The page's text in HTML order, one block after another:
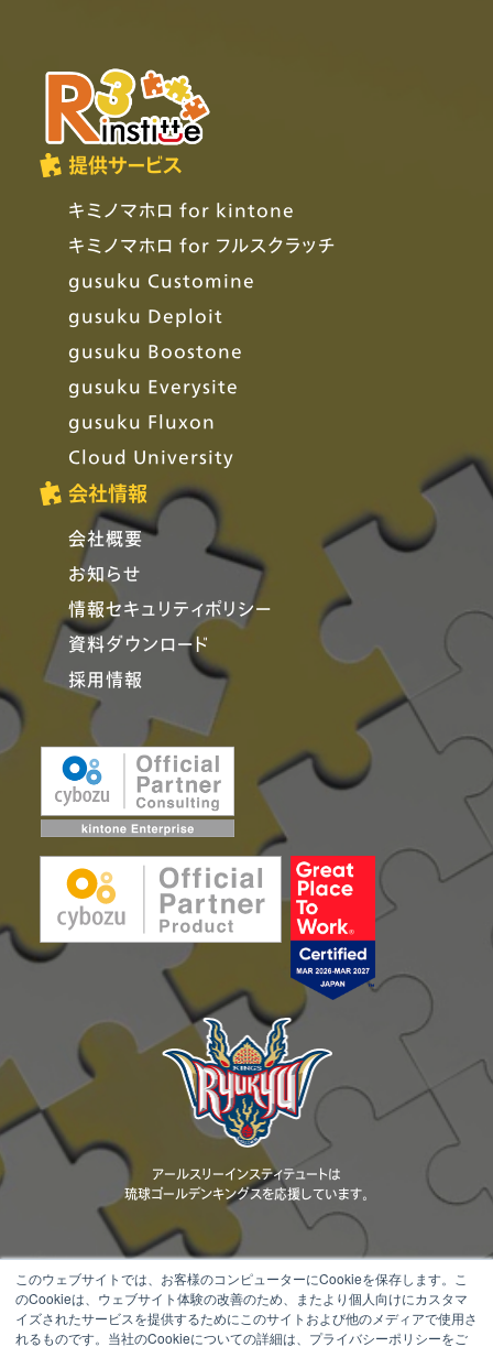
このウェブサイトでは、お客様のコンピューターにCookieを保存します。こ
のCookieは、ウェブサイト体験の改善のため、またより個人向けにカスタマ
イズされたサービスを提供するためにこのサイトおよび他のメディアで使用さ
れるものです。当社のCookieについての詳細は、プライバシーポリシーをご
提供サービス
キミノマホロ for kintone
キミノマホロ for フルスクラッチ
gusuku Customine
gusuku Deploit
gusuku Boostone
gusuku Everysite
gusuku Fluxon
Cloud University
会社情報
会社概要
お知らせ
情報セキュリティポリシー
資料ダウンロード
採用情報
アールスリーインスティテュートは
琉球ゴールデンキングスを応援しています。
当ウェブサイトに掲載されているコンテンツ（文章、画像、動画、ロゴ、デザ
イン等）の著作権は、当社または正当な権利者に帰属します。 無断転載・
複製・改変・配布等を固く禁じます。